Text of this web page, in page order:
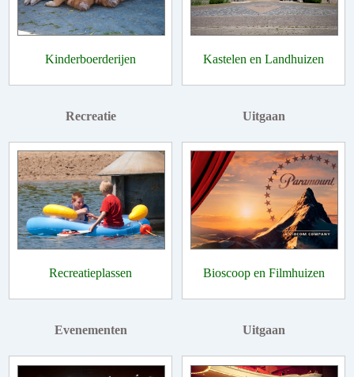
Kinderboerderijen Kastelen en Landhuizen
Recreatie
Recreatieplassen
Uitgaan
Bioscoop en Filmhuizen
Evenementen Uitgaan